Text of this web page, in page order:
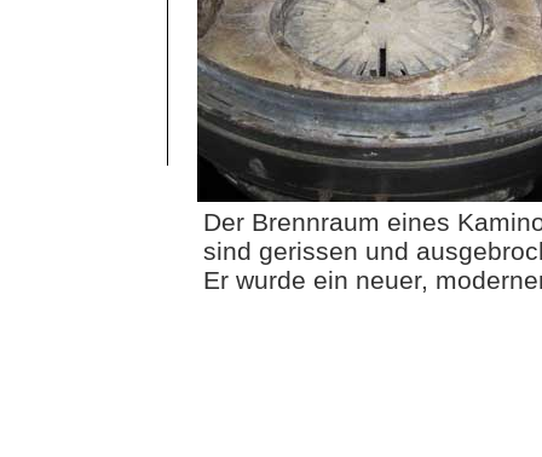
Der Brennraum eines
sind gerissen und
Er wurde ein neuer,